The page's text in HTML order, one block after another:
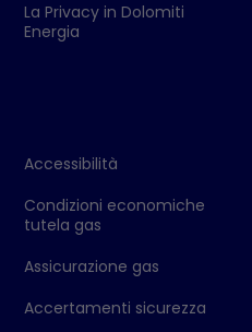
La Privacy in Dolomiti
Energia
Accessibilità
Condizioni economiche
tutela gas
Assicurazione gas
Accertamenti sicurezza